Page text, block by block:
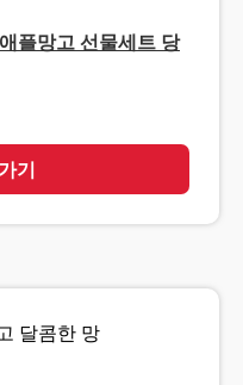
플망고 선물세트 당
기